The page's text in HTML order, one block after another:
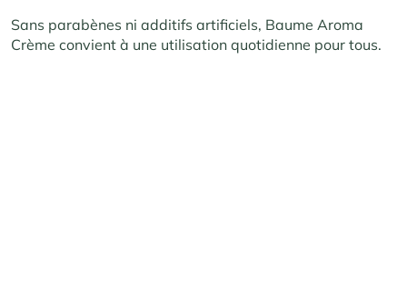
Sans parabènes ni additifs artificiels, Baume Aroma
Crème convient à une utilisation quotidienne pour tous.